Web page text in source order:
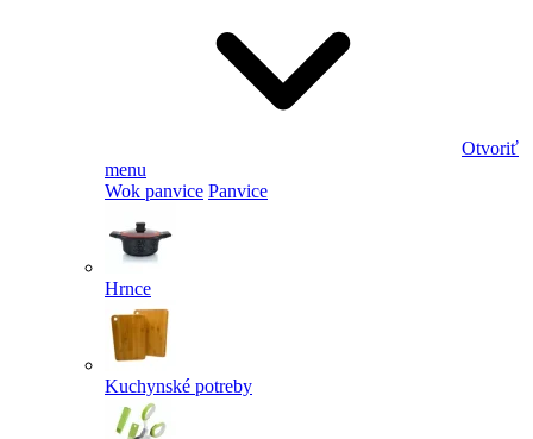
Otvoriť
menu
Wok panvice Panvice
Hrnce
Kuchynské potreby